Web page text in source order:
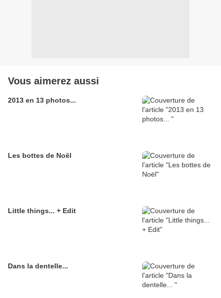
Vous aimerez aussi
2013 en 13 photos...
Les bottes de Noël
Little things... + Edit
Dans la dentelle...